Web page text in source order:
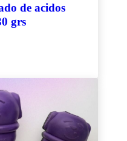
de acidos
grs